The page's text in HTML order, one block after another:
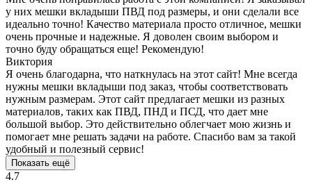
у них мешки вкладыши ПВД под размеры, и они сделали все
идеально точно! Качество материала просто отличное, мешки
очень прочные и надежные. Я доволен своим выбором и
точно буду обращаться еще! Рекомендую!
Виктория
Я очень благодарна, что наткнулась на этот сайт! Мне всегда
нужны мешки вкладыши под заказ, чтобы соответствовать
нужным размерам. Этот сайт предлагает мешки из разных
материалов, таких как ПВД, ПНД и ПСД, что дает мне
большой выбор. Это действительно облегчает мою жизнь и
помогает мне решать задачи на работе. Спасибо вам за такой
удобный и полезный сервис!
Показать ещё
4.7